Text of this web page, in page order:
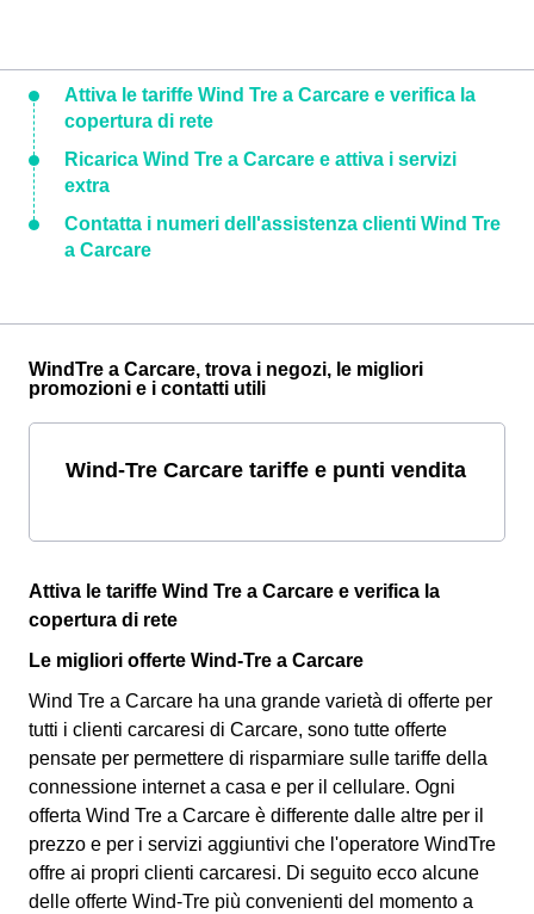
Attiva le tariffe Wind Tre a Carcare e verifica la
copertura di rete
Ricarica Wind Tre a Carcare e attiva i servizi
extra
Contatta i numeri dell'assistenza clienti Wind Tre
a Carcare
WindTre a Carcare, trova i negozi, le migliori
promozioni e i contatti utili
Wind-Tre Carcare tariffe e punti vendita
Attiva le tariffe Wind Tre a Carcare e verifica la
copertura di rete
Le migliori offerte Wind-Tre a Carcare
Wind Tre a Carcare ha una grande varietà di offerte per
tutti i clienti carcaresi di Carcare, sono tutte offerte
pensate per permettere di risparmiare sulle tariffe della
connessione internet a casa e per il cellulare. Ogni
offerta Wind Tre a Carcare è differente dalle altre per il
prezzo e per i servizi aggiuntivi che l'operatore WindTre
offre ai propri clienti carcaresi. Di seguito ecco alcune
delle offerte Wind-Tre più convenienti del momento a